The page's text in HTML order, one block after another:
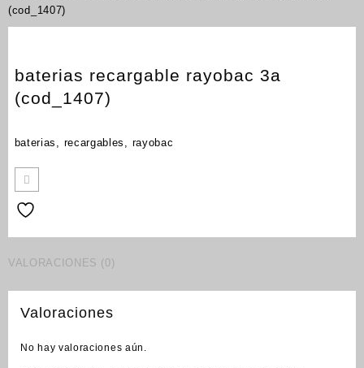
(cod_1407)
baterias recargable rayobac 3a
(cod_1407)
baterias, recargables, rayobac
VALORACIONES (0)
Valoraciones
No hay valoraciones aún.